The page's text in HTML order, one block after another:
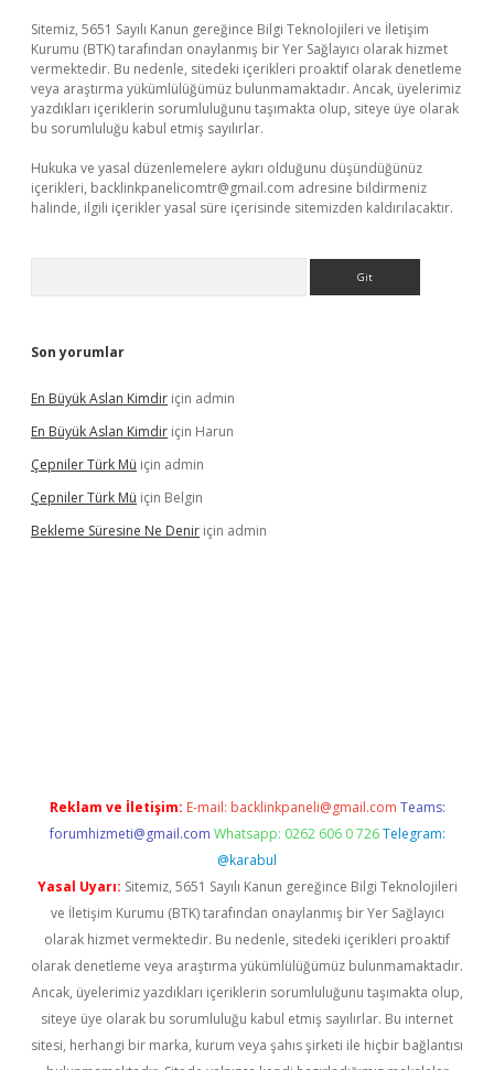
Sitemiz, 5651 Sayılı Kanun gereğince Bilgi Teknolojileri ve İletişim
Kurumu (BTK) tarafından onaylanmış bir Yer Sağlayıcı olarak hizmet
vermektedir. Bu nedenle, sitedeki içerikleri proaktif olarak denetleme
veya araştırma yükümlülüğümüz bulunmamaktadır. Ancak, üyelerimiz
yazdıkları içeriklerin sorumluluğunu taşımakta olup, siteye üye olarak
bu sorumluluğu kabul etmiş sayılırlar.
Hukuka ve yasal düzenlemelere aykırı olduğunu düşündüğünüz
içerikleri, backlinkpanelicomtr@gmail.com adresine bildirmeniz
halinde, ilgili içerikler yasal süre içerisinde sitemizden kaldırılacaktır.
Son yorumlar
En Büyük Aslan Kimdir için admin
En Büyük Aslan Kimdir için Harun
Çepniler Türk Mü için admin
Çepniler Türk Mü için Belgin
Bekleme Süresine Ne Denir için admin
Reklam ve İletişim: E-mail: backlinkpaneli@gmail.com Teams:
forumhizmeti@gmail.com Whatsapp: 0262 606 0 726 Telegram:
@karabul
Yasal Uyarı: Sitemiz, 5651 Sayılı Kanun gereğince Bilgi Teknolojileri
ve İletişim Kurumu (BTK) tarafından onaylanmış bir Yer Sağlayıcı
olarak hizmet vermektedir. Bu nedenle, sitedeki içerikleri proaktif
olarak denetleme veya araştırma yükümlülüğümüz bulunmamaktadır.
Ancak, üyelerimiz yazdıkları içeriklerin sorumluluğunu taşımakta olup,
siteye üye olarak bu sorumluluğu kabul etmiş sayılırlar. Bu internet
sitesi, herhangi bir marka, kurum veya şahıs şirketi ile hiçbir bağlantısı